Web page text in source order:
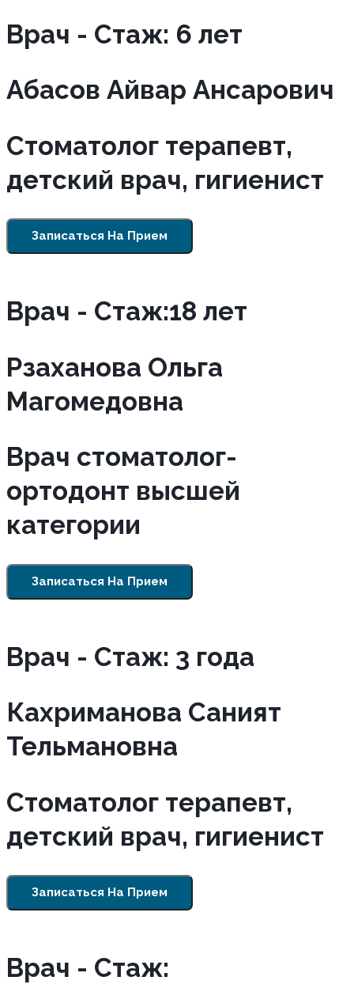
Врач - Cтаж: 6 лет
Абасов Айвар Ансарович
Стоматолог терапевт,
детский врач, гигиенист
Записаться На Прием
Врач - Cтаж:18 лет
Рзаханова Ольга
Магомедовна
Врач стоматолог-
ортодонт высшей
категории
Записаться На Прием
Врач - Cтаж: 3 года
Кахриманова Саният
Тельмановна
Стоматолог терапевт,
детский врач, гигиенист
Записаться На Прием
Врач - Cтаж: